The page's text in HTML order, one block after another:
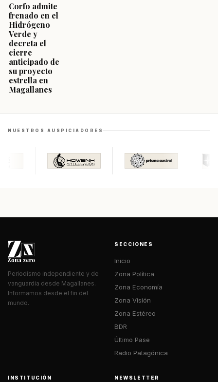
Corfo admite
frenado en el
Hidrógeno
Verde y
decreta el
cierre
anticipado de
su proyecto
estrella en
Magallanes
NUESTROS AUSPICIADORES
Periodismo independiente y de
vanguardia desde Magallanes.
Informamos desde el fin del
mundo.
SECCIONES
Inicio
Zona Política
Zona Economía
Zona Visión
Zona Estéreo
BDR
Último Pase
Radio Patagónica
INSTITUCIÓN NEWSLETTER